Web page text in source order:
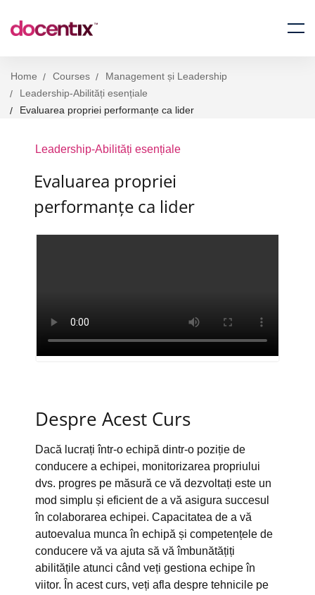
Home Courses
Management și Leadership
Leadership-Abilități esențiale
Evaluarea propriei performanțe ca lider
Leadership-Abilități esențiale
Evaluarea propriei
performanțe ca lider
Despre Acest Curs
Dacă lucrați într-o echipă dintr-o poziție de
conducere a echipei, monitorizarea propriului
dvs. progres pe măsură ce vă dezvoltați este un
mod simplu și eficient de a vă asigura succesul
în colaborarea echipei. Capacitatea de a vă
autoevalua munca în echipă și competențele de
conducere vă va ajuta să vă îmbunătățiți
abilitățile atunci când veți gestiona echipe în
viitor. În acest curs, veți afla despre tehnicile pe